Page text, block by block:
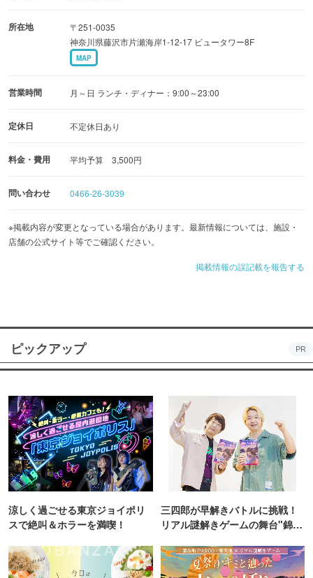
お友達グループでもご利用頂けます。
お気軽にご来店下さい。
所在地
〒251-0035
神奈川県藤沢市片瀬海岸1-12-17 ビュータワー8F
MAP
営業時間 月～日 ランチ・ディナー：9:00～23:00
定休日 不定休日あり
料金・費用 平均予算 3,500円
問い合わせ 0466-26-3039
※掲載内容が変更となっている場合があります。最新情報については、施設・
店舗の公式サイト等でご確認ください。
掲載情報の誤記載を報告する
ピックアップ PR
涼しく過ごせる東京ジョイポリ
スで絶叫＆ホラーを満喫！
三四郎が早解きバトルに挑戦！
リアル謎解きゲームの舞台"錦糸